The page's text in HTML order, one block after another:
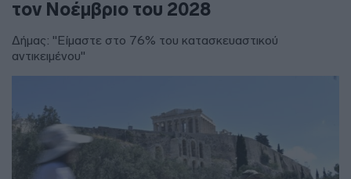
τον Νοέμβριο του 2028
Δήμας: "Είμαστε στο 76% του κατασκευαστικού
αντικειμένου"